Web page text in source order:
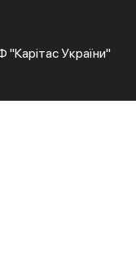
України"